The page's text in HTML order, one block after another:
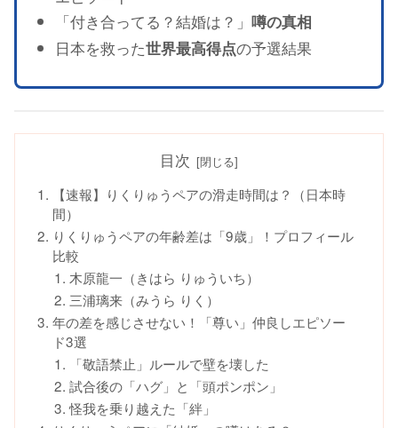
「付き合ってる？結婚は？」 噂の真相
日本を救った世界最高得点の予選結果
目次
【速報】りくりゅうペアの滑走時間は？（日本時
間）
りくりゅうペアの年齢差は「9歳」！プロフィール
比較
木原龍一（きはら りゅういち）
三浦璃来（みうら りく）
年の差を感じさせない！「尊い」仲良しエピソー
ド3選
「敬語禁止」ルールで壁を壊した
試合後の「ハグ」と「頭ポンポン」
怪我を乗り越えた「絆」